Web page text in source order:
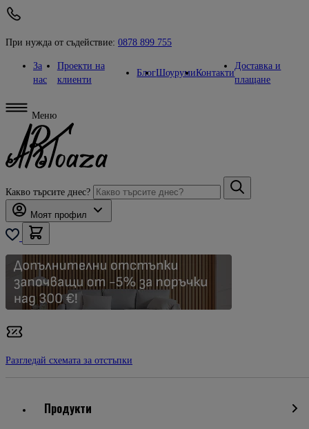
При нужда от съдействие: 0878 899 755
За
нас
Проекти на
клиенти
БлогШоурумиКонтакти
Доставка и
плащане
Меню
Какво търсите днес?
Моят профил
Разгледай схемата за отстъпки
Продукти